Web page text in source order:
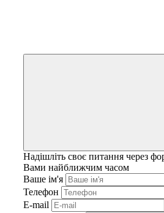
Надішліть своє питання через
Вами найближчим часом
Ваше ім'я
Телефон
E-mail